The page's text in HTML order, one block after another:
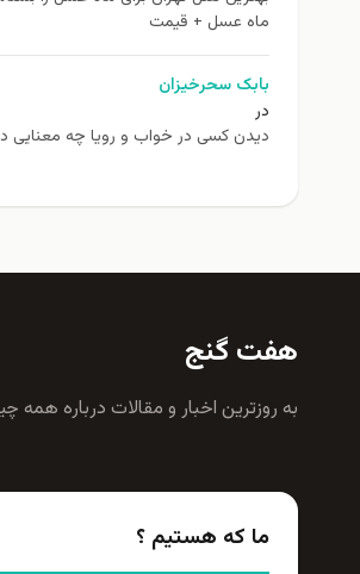
ماه عسل + قیمت
بابک سحرخیزان
در
دیدن کسی در خواب و رویا چه معنایی
هفت گنج
به روزترين اخبار و مقالات درباره همه
ما که هستیم ؟